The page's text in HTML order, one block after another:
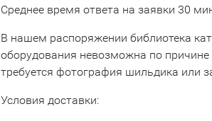
Среднее время ответа на заявки 30
В нашем распоряжении библиотека
оборудования невозможна по
требуется фотография шильдика или
Условия доставки: